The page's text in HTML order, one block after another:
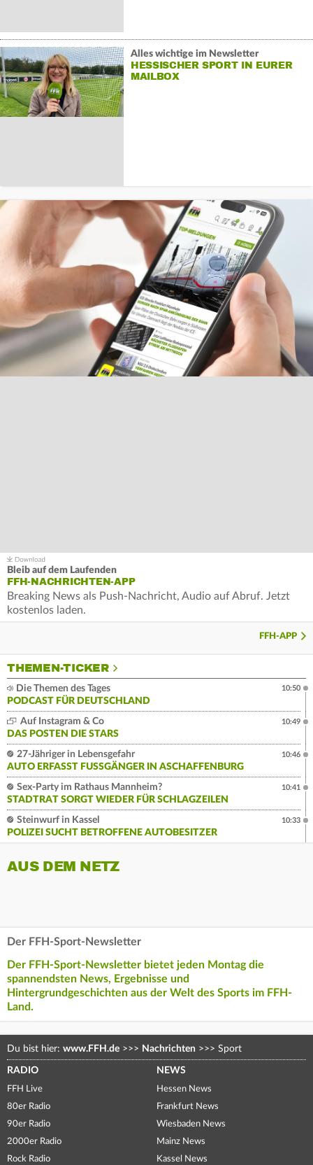
Alles wichtige im Newsletter
HESSISCHER SPORT IN EURER
MAILBOX
Bleib auf dem Laufenden
FFH-NACHRICHTEN-APP
Breaking News als Push-Nachricht, Audio auf Abruf. Jetzt
kostenlos laden.
FFH-APP
THEMEN-TICKER
Die Themen des Tages
PODCAST FÜR DEUTSCHLAND
10:50
Auf Instagram & Co
DAS POSTEN DIE STARS
10:49
27-Jähriger in Lebensgefahr
AUTO ERFASST FUSSGÄNGER IN ASCHAFFENBURG
10:46
Sex-Party im Rathaus Mannheim?
STADTRAT SORGT WIEDER FÜR SCHLAGZEILEN
10:41
Steinwurf in Kassel
POLIZEI SUCHT BETROFFENE AUTOBESITZER
10:33
AUS DEM NETZ
Der FFH-Sport-Newsletter
Der FFH-Sport-Newsletter bietet jeden Montag die
spannendsten News, Ergebnisse und
Hintergrundgeschichten aus der Welt des Sports im FFH-
Land.
Du bist hier: www.FFH.de >>> Nachrichten >>> Sport
RADIO
FFH Live
80er Radio
90er Radio
2000er Radio
Rock Radio
NEWS
Hessen News
Frankfurt News
Wiesbaden News
Mainz News
Kassel News